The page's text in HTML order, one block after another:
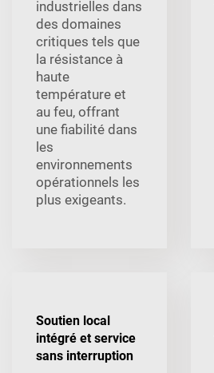
industrielles dans
des domaines
critiques tels que
la résistance à
haute
température et
au feu, offrant
une fiabilité dans
les
environnements
opérationnels les
plus exigeants.
Soutien local
intégré et service
sans interruption